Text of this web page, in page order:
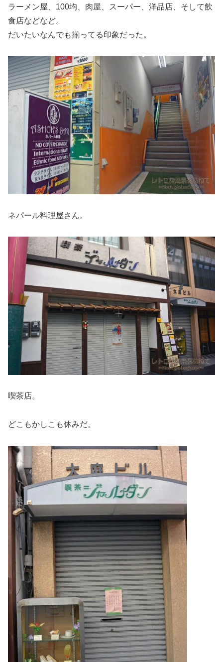
ラーメン屋、100均、肉屋、スーパー、洋品店、そして飲
食店などなど。
だいたいなんでも揃ってる印象だった。
ネパール料理屋さん。
喫茶店。
どこもかしこも休みだ。